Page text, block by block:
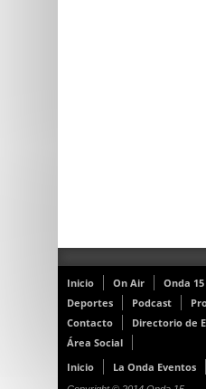
Inicio On Air Onda 15
Deportes
Podcast
Contacto
Directorio de
Área Social
Inicio
La Onda Eventos